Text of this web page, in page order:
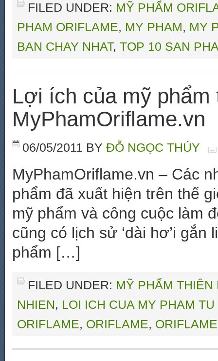
FILED UNDER: MỸ PHẨM
PHAM ORIFLAME, MY PHAM, MY
BAN CHAY NHAT, TOP 10 SAN
Lợi ích của mỹ phẩm
MyPhamOriflame.vn
06/05/2011 BY ĐỖ NGỌC THÚY
MyPhamOriflame.vn – Các
phẩm đã xuất hiện trên thế
mỹ phẩm và công cuộc làm
cũng có lịch sử ‘dài hơ’i
phẩm […]
FILED UNDER: MỸ PHẨM THIÊN
NHIEN, LOI ICH CUA MY PHAM
ORIFLAME, ORIFLAME,